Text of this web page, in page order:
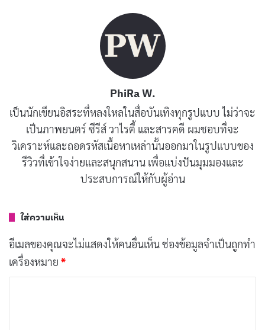
การแสดงในหนังเรื่องนี้ถือเป็นจุดเด่นอย่างหนึ่ง Asa
Butterfield แสดงบท Adam ได้อย่างยอดเยี่ยม เขาสามารถ
ถ่ายทอดความฝันและความมุ่งมั่นของ Adam ออกมาได้
อย่างชัดเจนและน่าเชื่อถือ นอกจากนี้ นักแสดงคนอื่นๆ ใน
เรื่อง เช่น Cherry Jones, Fionn Whitehead, และ Sandra
Oh ก็แสดงได้อย่างดีเช่นกัน
โปรดักชัน
หนังเรื่องนี้โดดเด่นด้วยภาพอันสวยงามและการออกแบบ
ออกมาจากหน้าหนังสือไซไฟ ส่วนพื้นที่เสื่อมโทรมบนพื้น
โลกก็สะท้อนให้เห็นถึงความเหลื่อมล้ำทางสังคมได้อย่าง
ชัดเจน นอกจากนี้ เสียงประกอบและดนตรีในเรื่องก็ช่วย
เสริมสร้างบรรยากาศของเรื่องได้เป็นอย่างดี
PhiRa W.
เป็นนักเขียนอิสระที่หลงใหลในสื่อบันเทิงทุกรูปแบบ ไม่ว่าจะ
เป็นภาพยนตร์ ซีรีส์ วาไรตี้ และสารคดี ผมชอบที่จะ
วิเคราะห์และถอดรหัสเนื้อหาเหล่านั้นออกมาในรูปแบบของ
รีวิวที่เข้าใจง่ายและสนุกสนาน เพื่อแบ่งปันมุมมองและ
ประสบการณ์ให้กับผู้อ่าน
ใส่ความเห็น
อีเมลของคุณจะไม่แสดงให้คนอื่นเห็นช่องข้อมูลจำเป็นถูกทำ
เครื่องหมาย *